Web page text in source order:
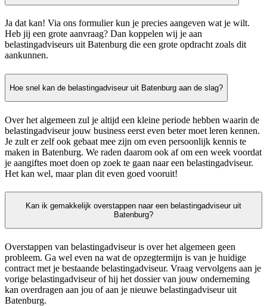
Ja dat kan! Via ons formulier kun je precies aangeven wat je wilt.
Heb jij een grote aanvraag? Dan koppelen wij je aan
belastingadviseurs uit Batenburg die een grote opdracht zoals dit
aankunnen.
Hoe snel kan de belastingadviseur uit Batenburg aan de slag?
Over het algemeen zul je altijd een kleine periode hebben waarin de
belastingadviseur jouw business eerst even beter moet leren kennen.
Je zult er zelf ook gebaat mee zijn om even persoonlijk kennis te
maken in Batenburg. We raden daarom ook af om een week voordat
je aangiftes moet doen op zoek te gaan naar een belastingadviseur.
Het kan wel, maar plan dit even goed vooruit!
Kan ik gemakkelijk overstappen naar een belastingadviseur uit
Batenburg?
Overstappen van belastingadviseur is over het algemeen geen
probleem. Ga wel even na wat de opzegtermijn is van je huidige
contract met je bestaande belastingadviseur. Vraag vervolgens aan je
vorige belastingadviseur of hij het dossier van jouw onderneming
kan overdragen aan jou of aan je nieuwe belastingadviseur uit
Batenburg.